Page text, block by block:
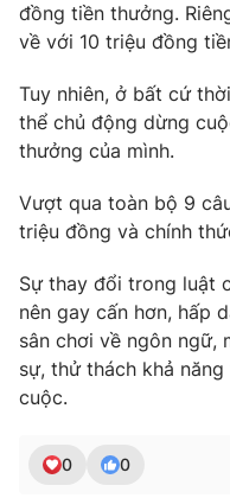
đồng tiền thưởng.
về với 10 triệu đồng
Tuy nhiên, ở bất cứ
thể chủ động dừng
thưởng của mình.
Vượt qua toàn bộ 9
triệu đồng và chính
Sự thay đổi trong luật
nên gay cấn hơn, hấp
sân chơi về ngôn ngữ,
sự, thử thách khả
cuộc.
0 0